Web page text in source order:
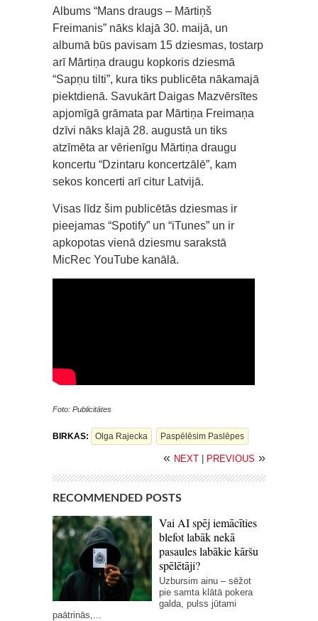
Albums “Mans draugs – Mārtiņš
Freimanis” nāks klajā 30. maijā, un
albumā būs pavisam 15 dziesmas, tostarp
arī Mārtiņa draugu kopkoris dziesmā
“Sapņu tilti”, kura tiks publicēta nākamajā
piektdienā. Savukārt Daigas Mazvērsītes
apjomīgā grāmata par Mārtiņa Freimaņa
dzīvi nāks klajā 28. augustā un tiks
atzīmēta ar vērienīgu Mārtiņa draugu
koncertu “Dzintaru koncertzālē”, kam
sekos koncerti arī citur Latvijā.
Visas līdz šim publicētās dziesmas ir
pieejamas “Spotify” un “iTunes” un ir
apkopotas vienā dziesmu sarakstā
MicRec YouTube kanālā.
Foto: Publicitātes
BIRKAS: Olga Rajecka Paspēlēsim Paslēpes
« NEXT PREVIOUS »
RECOMMENDED POSTS
Vai AI spēj iemācīties
blefot labāk nekā
pasaules labākie kāršu
spēlētāji?
Uzbursim ainu – sēžot
pie samta klātā pokera
galda, pulss jūtami
paātrinās,...